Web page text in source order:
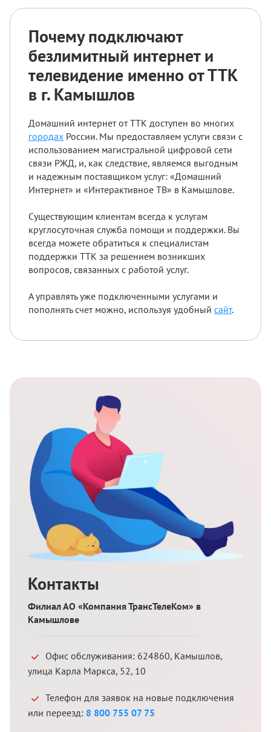
Почему подключают
безлимитный интернет и
телевидение именно от ТТК
в г. Камышлов
Домашний интернет от ТТК доступен во многих
городах России. Мы предоставляем услуги связи с
использованием магистральной цифровой сети
связи РЖД, и, как следствие, являемся выгодным
и надежным поставщиком услуг: «Домашний
Интернет» и «Интерактивное ТВ» в Камышлове.
Существующим клиентам всегда к услугам
круглосуточная служба помощи и поддержки. Вы
всегда можете обратиться к специалистам
поддержки ТТК за решением возникших
вопросов, связанных с работой услуг.
А управлять уже подключенными услугами и
пополнять счет можно, используя удобный сайт.
Контакты
Филиал АО «Компания ТрансТелеКом» в
Камышлове
Офис обслуживания: 624860, Камышлов,
улица Карла Маркса, 52, 10
Телефон для заявок на новые подключения
или переезд: 8 800 755 07 75